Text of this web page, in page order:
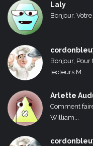
Laly
Bonjour,
Bonjour,
lecteurs M...
Arlette
Comment
William...